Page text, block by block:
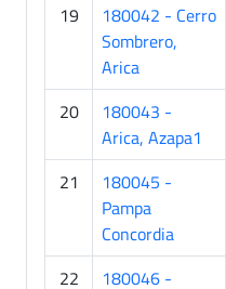
19
180042 - Cerro
Sombrero,
Arica
20
180043 -
Arica, Azapa1
21
180045 -
Pampa
Concordia
22
180046 -